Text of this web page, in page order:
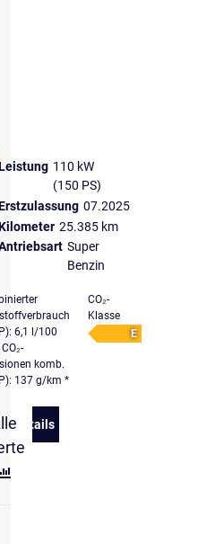
1.0 TSI DSG Style Paket
T-Cross 1.0 l TSI DSG
110 kW
(150 PS)
07.2025
25.385 km
Super
Benzin
6,1 l/100
komb.
137 g/km *
CO₂-
Klasse
E
Details
zu Volkswagen T-Cross R-